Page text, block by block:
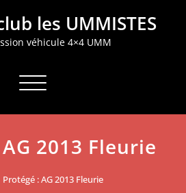
les UMMISTES
véhicule 4×4 UMM
Afficher/masquer la navigation
2013 Fleurie
Protégé : AG 2013 Fleurie